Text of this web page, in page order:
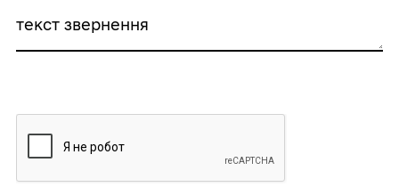
текст звернення